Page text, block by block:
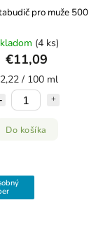
pro muže 500
(4 ks)
€11,09
/ 100 ml
Do košíka